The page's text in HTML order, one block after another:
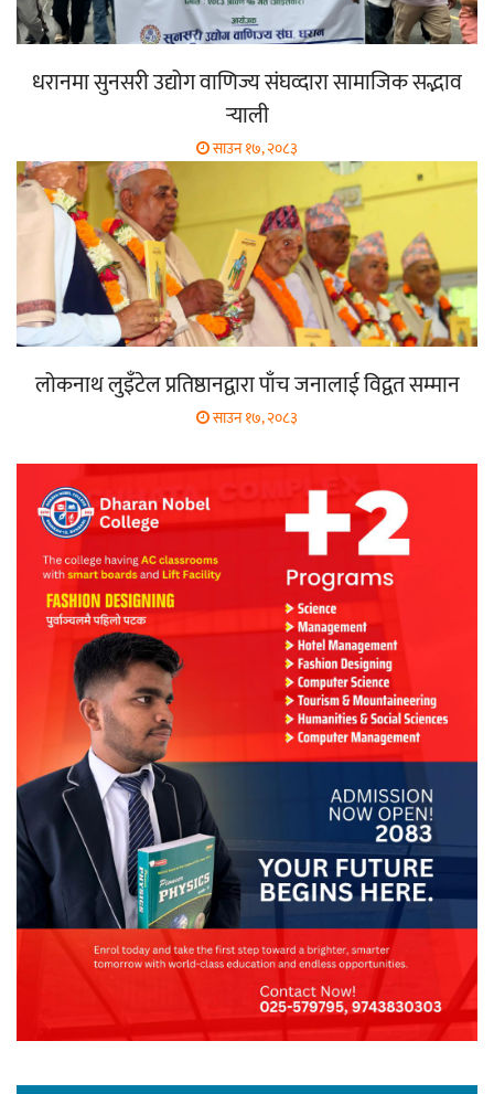
धरानमा सुनसरी उद्योग वाणिज्य संघव्दारा सामाजिक सद्भाव
र्‍याली
साउन १७, २०८३
लोकनाथ लुइँटेल प्रतिष्ठानद्वारा पाँच जनालाई विद्वत सम्मान
साउन १७, २०८३